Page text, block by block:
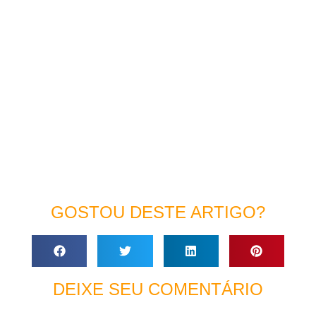
GOSTOU DESTE ARTIGO?
DEIXE SEU COMENTÁRIO